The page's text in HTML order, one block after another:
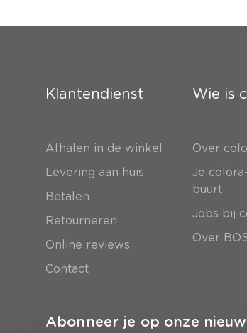
Klantendienst
Afhalen in de winkel
Levering aan huis
Betalen
Retourneren
Online reviews
Contact
Wie is
Over
Je
buurt
Jobs bij
Over
Abonneer je op onze